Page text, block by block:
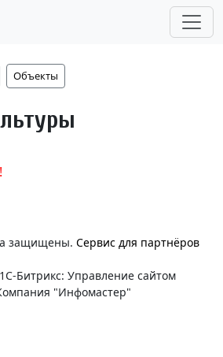
Объекты
защищены. Сервис для партнёров
Битрикс: Управление сайтом
"Инфомастер"